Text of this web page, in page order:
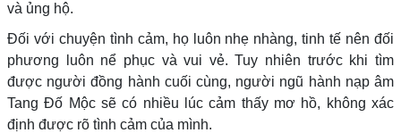
và ủng hộ.
Đối với chuyện tình cảm, họ luôn nhẹ nhàng, tinh tế nên đối
phương luôn nể phục và vui vẻ. Tuy nhiên trước khi tìm
được người đồng hành cuối cùng, người ngũ hành nạp âm
Tang Đố Mộc sẽ có nhiều lúc cảm thấy mơ hồ, không xác
định được rõ tình cảm của mình.